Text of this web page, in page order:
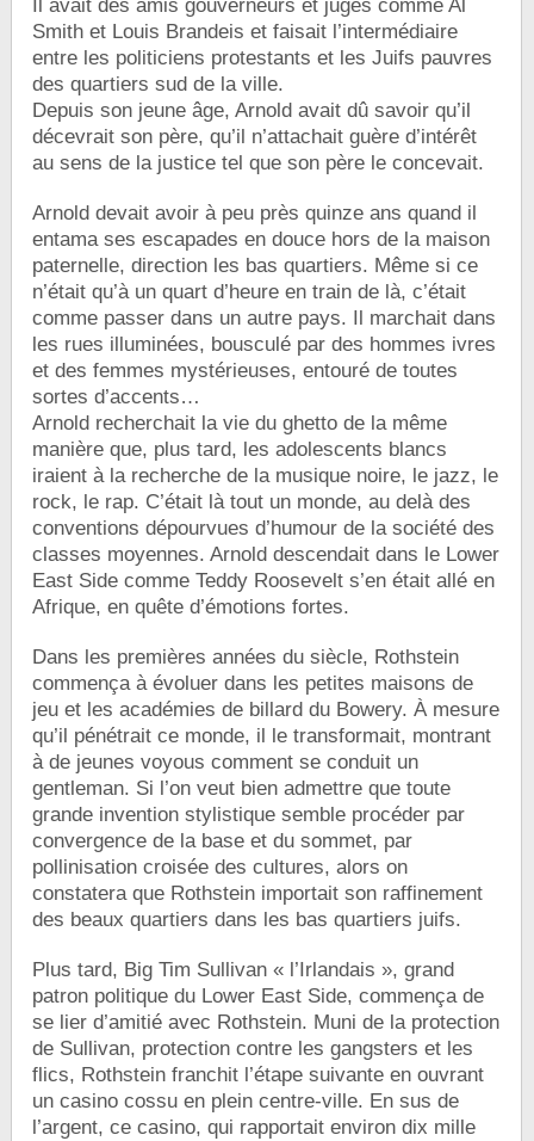
Il avait des amis gouverneurs et juges comme Al
Smith et Louis Brandeis et faisait l’intermédiaire
entre les politiciens protestants et les Juifs pauvres
des quartiers sud de la ville.
Depuis son jeune âge, Arnold avait dû savoir qu’il
décevrait son père, qu’il n’attachait guère d’intérêt
au sens de la justice tel que son père le concevait.
Arnold devait avoir à peu près quinze ans quand il
entama ses escapades en douce hors de la maison
paternelle, direction les bas quartiers. Même si ce
n’était qu’à un quart d’heure en train de là, c’était
comme passer dans un autre pays. Il marchait dans
les rues illuminées, bousculé par des hommes ivres
et des femmes mystérieuses, entouré de toutes
sortes d’accents…
Arnold recherchait la vie du ghetto de la même
manière que, plus tard, les adolescents blancs
iraient à la recherche de la musique noire, le jazz, le
rock, le rap. C’était là tout un monde, au delà des
conventions dépourvues d’humour de la société des
classes moyennes. Arnold descendait dans le Lower
East Side comme Teddy Roosevelt s’en était allé en
Afrique, en quête d’émotions fortes.
Dans les premières années du siècle, Rothstein
commença à évoluer dans les petites maisons de
jeu et les académies de billard du Bowery. À mesure
qu’il pénétrait ce monde, il le transformait, montrant
à de jeunes voyous comment se conduit un
gentleman. Si l’on veut bien admettre que toute
grande invention stylistique semble procéder par
convergence de la base et du sommet, par
pollinisation croisée des cultures, alors on
constatera que Rothstein importait son raffinement
des beaux quartiers dans les bas quartiers juifs.
Plus tard, Big Tim Sullivan « l’Irlandais », grand
patron politique du Lower East Side, commença de
se lier d’amitié avec Rothstein. Muni de la protection
de Sullivan, protection contre les gangsters et les
flics, Rothstein franchit l’étape suivante en ouvrant
un casino cossu en plein centre-ville. En sus de
l’argent, ce casino, qui rapportait environ dix mille